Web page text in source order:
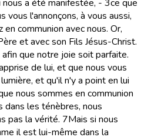
a été manifestée, - 3ce que
vous l'annonçons, à vous aussi,
communion avec nous. Or,
et avec son Fils Jésus-Christ.
que notre joie soit parfaite.
de lui, et que nous vous
et qu'il n'y a point en lui
nous sommes en communion
dans les ténèbres, nous
pas la vérité. 7Mais si nous
il est lui-même dans la